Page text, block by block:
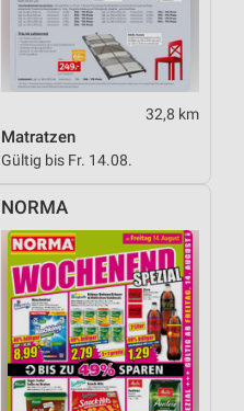
32,8 km
Matratzen
Gültig bis Fr. 14.08.
NORMA